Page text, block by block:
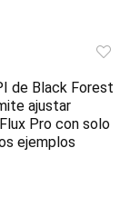
de Black Forest
ajustar
Pro con solo
ejemplos